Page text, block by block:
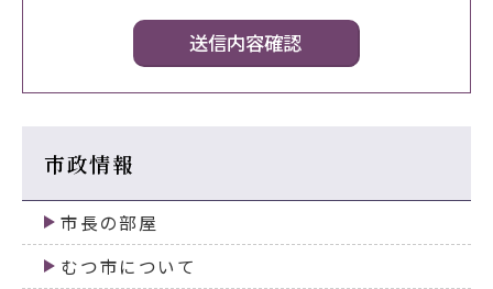
市政情報
市長の部屋
むつ市について